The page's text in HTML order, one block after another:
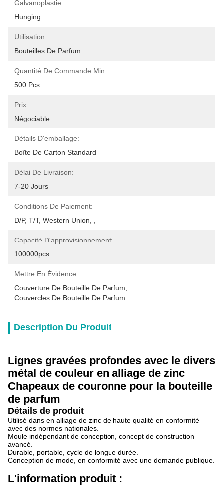
Galvanoplastie:
Hunging
Utilisation:
Bouteilles De Parfum
Quantité De Commande Min:
500 Pcs
Prix:
Négociable
Détails D'emballage:
Boîte De Carton Standard
Délai De Livraison:
7-20 Jours
Conditions De Paiement:
D/P, T/T, Western Union, ,
Capacité D'approvisionnement:
100000pcs
Mettre En Évidence:
Couverture De Bouteille De Parfum
Couvercles De Bouteille De Parfum
Description Du Produit
Lignes gravées profondes avec le divers
métal de couleur en alliage de zinc
Chapeaux de couronne pour la bouteille
de parfum
Détails de produit
Utilisé dans en alliage de zinc de haute qualité en conformité
avec des normes nationales.
Moule indépendant de conception, concept de construction
avancé.
Durable, portable, cycle de longue durée.
Conception de mode, en conformité avec une demande publique.
L'information produit :